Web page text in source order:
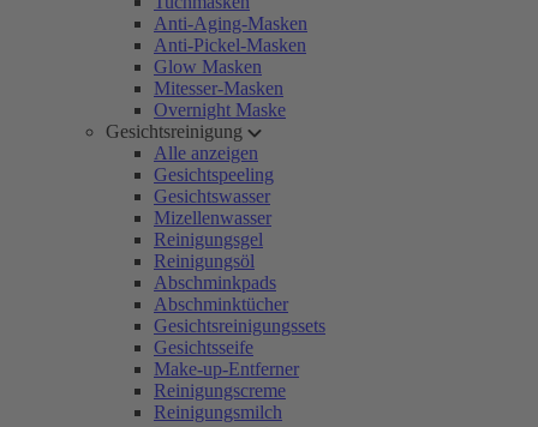
Anti-Aging-Masken
Anti-Pickel-Masken
Glow Masken
Mitesser-Masken
Overnight Maske
Gesichtsreinigung
Alle anzeigen
Gesichtspeeling
Gesichtswasser
Mizellenwasser
Reinigungsgel
Reinigungsöl
Abschminkpads
Abschminktücher
Gesichtsreinigungssets
Gesichtsseife
Make-up-Entferner
Reinigungscreme
Reinigungsmilch